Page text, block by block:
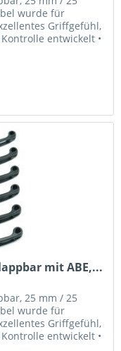
wurde für
Griffgefühl,
entwickelt •
mit ABE,...
25 mm / 25
wurde für
Griffgefühl,
entwickelt •